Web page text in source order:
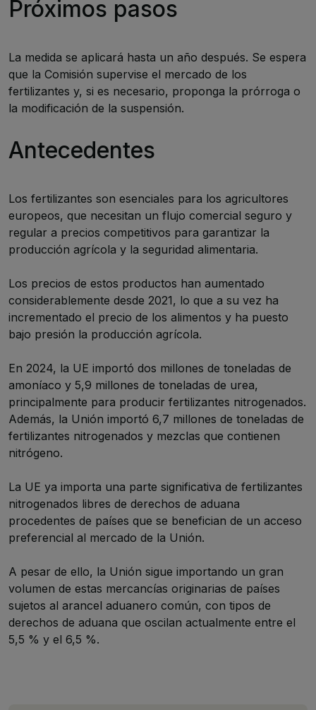
Próximos pasos
La medida se aplicará hasta un año después. Se espera
que la Comisión supervise el mercado de los
fertilizantes y, si es necesario, proponga la prórroga o
la modificación de la suspensión.
Antecedentes
Los fertilizantes son esenciales para los agricultores
europeos, que necesitan un flujo comercial seguro y
regular a precios competitivos para garantizar la
producción agrícola y la seguridad alimentaria.
Los precios de estos productos han aumentado
considerablemente desde 2021, lo que a su vez ha
incrementado el precio de los alimentos y ha puesto
bajo presión la producción agrícola.
En 2024, la UE importó dos millones de toneladas de
amoníaco y 5,9 millones de toneladas de urea,
principalmente para producir fertilizantes nitrogenados.
Además, la Unión importó 6,7 millones de toneladas de
fertilizantes nitrogenados y mezclas que contienen
nitrógeno.
La UE ya importa una parte significativa de fertilizantes
nitrogenados libres de derechos de aduana
procedentes de países que se benefician de un acceso
preferencial al mercado de la Unión.
A pesar de ello, la Unión sigue importando un gran
volumen de estas mercancías originarias de países
sujetos al arancel aduanero común, con tipos de
derechos de aduana que oscilan actualmente entre el
5,5 % y el 6,5 %.